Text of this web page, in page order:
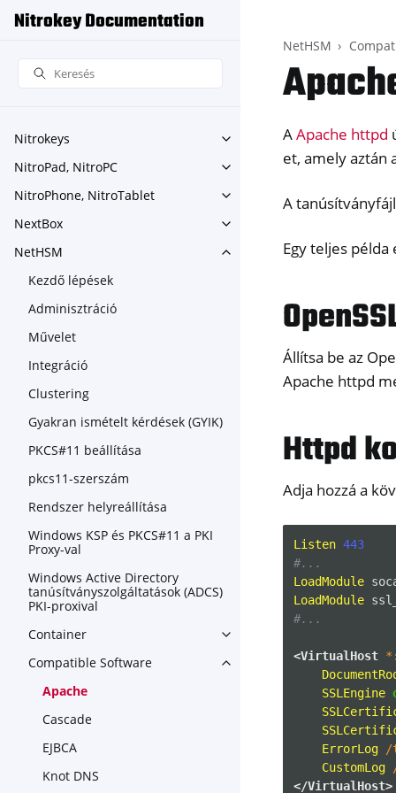
Nitrokey Documentation
Nitrokeys
Toggle navigation of
NitroPad, NitroPC
Toggle navigation of
NitroPhone, NitroTablet
Toggle navigation of
NextBox
Toggle navigation of NextBox
NetHSM
Toggle navigation of NetHSM
Kezdő lépések
Adminisztráció
Művelet
Integráció
Clustering
Gyakran ismételt kérdések (GYIK)
PKCS#11 beállítása
pkcs11-szerszám
Rendszer helyreállítása
Windows KSP és PKCS#11 a PKI
Proxy-val
Windows Active Directory
tanúsítványszolgáltatások (ADCS)
PKI-proxival
Container
Toggle navigation of
Compatible Software
Toggle navigation of
Apache
Cascade
EJBCA
Knot DNS
NetHSM
AApache httpd
et, amely aztán
A
Egy teljes
Állítsa be az
Apache httpd
Httpd
Adja hozzá a
Listen 443
#...
LoadModule
LoadModule
#...
<VirtualHost
SSLEngine
ErrorLog
/
CustomLog
</VirtualHost>